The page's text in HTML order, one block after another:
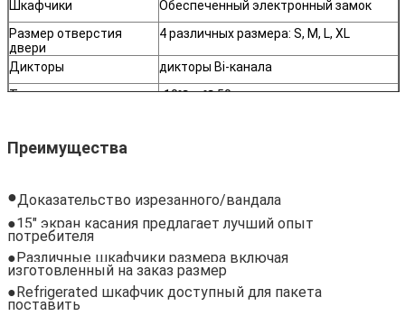
Оставьте сообщение
Мы скоро тебе перезвоним!
Шкафчики
Обеспеченный электронный замок
Размер отверстия
двери
4 различных размера: S, M, L, XL
Дикторы
дикторы Bi-канала
Температура хранения
-10℃ -- ℃ 50
Преимущества
●Доказательство изрезанного/вандала
●15" экран касания предлагает лучший опыт
потребителя
●Различные шкафчики размера включая
изготовленный на заказ размер
●Refrigerated шкафчик доступный для пакета
поставить